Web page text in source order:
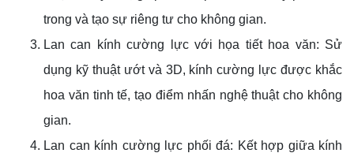
trong và tạo sự riêng tư cho không gian.
Lan can kính cường lực với họa tiết hoa văn: Sử
dụng kỹ thuật ướt và 3D, kính cường lực được khắc
hoa văn tinh tế, tạo điểm nhấn nghệ thuật cho không
gian.
Lan can kính cường lực phối đá: Kết hợp giữa kính